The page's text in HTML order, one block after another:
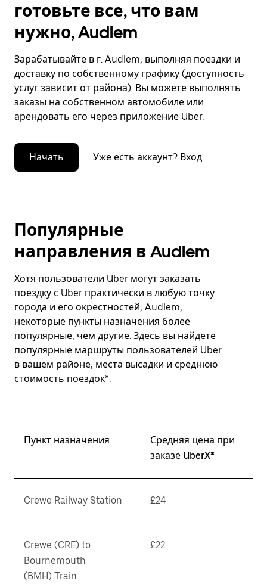
готовьте все, что вам
нужно, Audlem
Зарабатывайте в г. Audlem, выполняя поездки и
доставку по собственному графику (доступность
услуг зависит от района). Вы можете выполнять
заказы на собственном автомобиле или
арендовать его через приложение Uber.
Начать Уже есть аккаунт? Вход
Популярные
направления в Audlem
Хотя пользователи Uber могут заказать
поездку с Uber практически в любую точку
города и его окрестностей, Audlem,
некоторые пункты назначения более
популярные, чем другие. Здесь вы найдете
популярные маршруты пользователей Uber
в вашем районе, места высадки и среднюю
стоимость поездок*.
Пункт назначения
Средняя цена при
заказе UberX*
Crewe Railway Station £24
Crewe (CRE) to
Bournemouth
(BMH) Train
£22